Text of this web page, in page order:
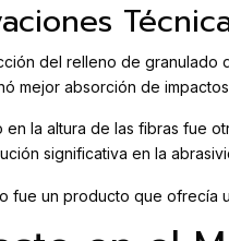
del relleno de granulado
mejor absorción de
en la altura de las fibras fue
significativa en la
fue un producto que ofrecía